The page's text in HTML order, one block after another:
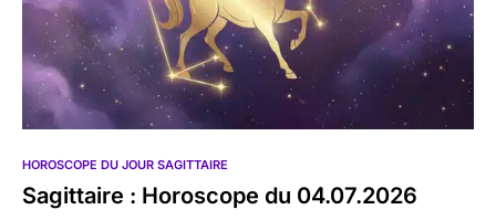
HOROSCOPE DU JOUR SAGITTAIRE
Sagittaire : Horoscope du 04.07.2026